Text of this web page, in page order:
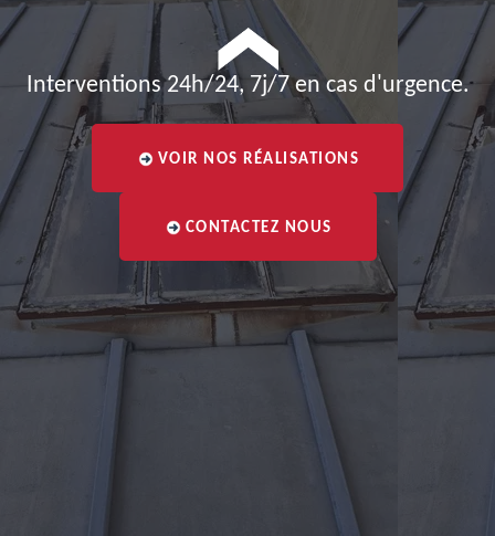
Interventions 24h/24, 7j/7 en cas d'urgence.
VOIR NOS RÉALISATIONS
CONTACTEZ NOUS